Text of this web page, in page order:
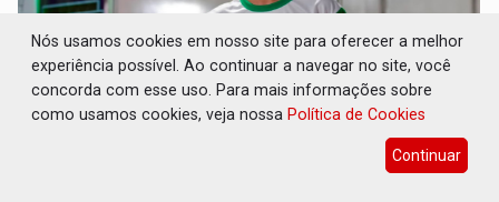
SUCESSO NA ABERTURA: 2ª Feira Rondônia
Nós usamos cookies em nosso site para oferecer a melhor
experiência possível. Ao continuar a navegar no site, você
concorda com esse uso. Para mais informações sobre
como usamos cookies, veja nossa Política de Cookies
Continuar